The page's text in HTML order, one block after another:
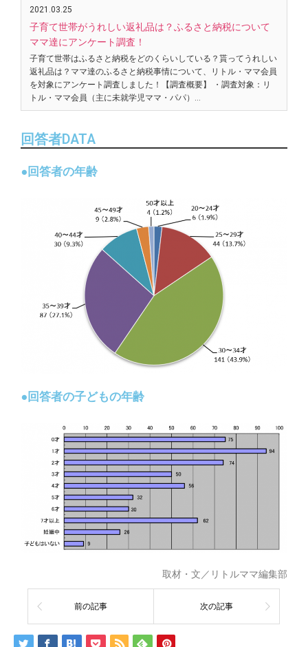
2021.03.25
子育て世帯がうれしい返礼品は？ふるさと納税について
ママ達にアンケート調査！
子育て世帯はふるさと納税をどのくらいしている？貰ってうれしい
返礼品は？ママ達のふるさと納税事情について、リトル・ママ会員
を対象にアンケート調査しました！【調査概要】 ・調査対象：リ
トル・ママ会員（主に未就学児ママ・パパ）…
回答者DATA
●回答者の年齢
●回答者の子どもの年齢
取材・文／リトルママ編集部
前の記事 次の記事